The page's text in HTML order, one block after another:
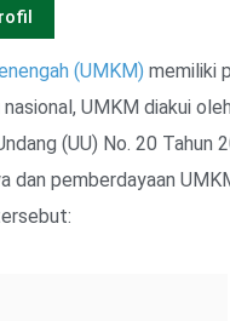
(UMKM) memiliki
UMKM diakui
(UU) No. 20
dan pemberdayaan